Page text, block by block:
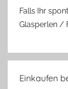
Falls Ihr
Glasperlen /
Einkaufen